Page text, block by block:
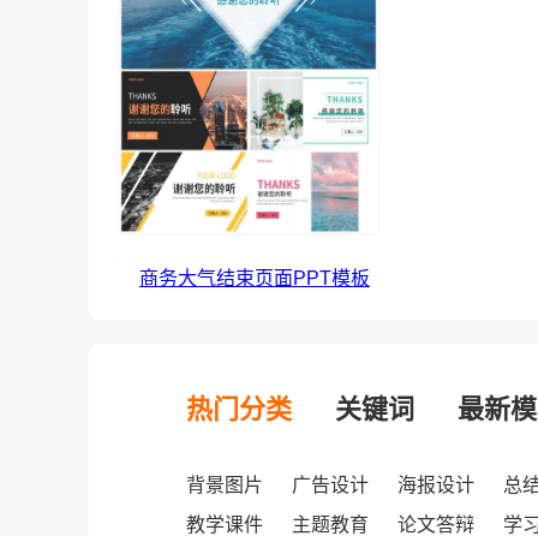
商务大气结束页面PPT模板
热门分类 关键词 最新
背景图片 广告设计 海报设计
总
教学课件
主题教育 论文答辩
学